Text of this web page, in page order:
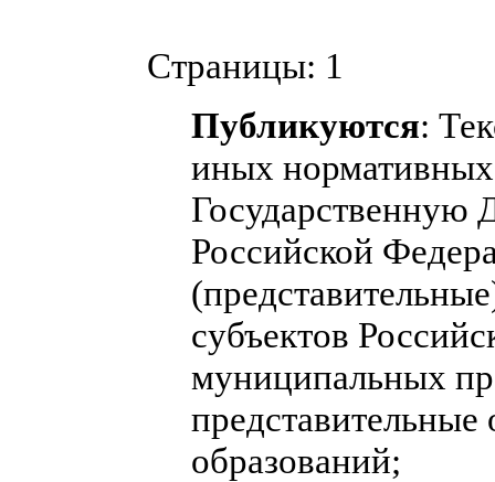
Страницы: 1
Публикуются:
иных
Государственную
Российской
субъектов
муниципальных
образований;